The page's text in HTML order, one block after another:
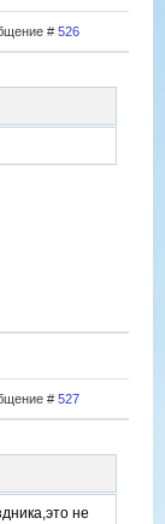
# 526
# 527
не